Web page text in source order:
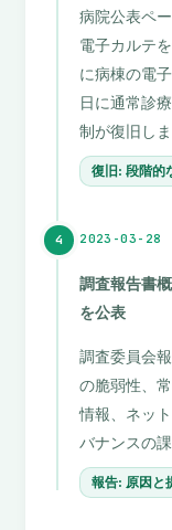
病院公表ペ
電子カルテ
に病棟の電
日に通常診
制が復旧しま
復旧: 段階的
4 2023-03-28
調査報告書
を公表
調査委員会
の脆弱性、
情報、ネッ
バナンスの
報告: 原因と